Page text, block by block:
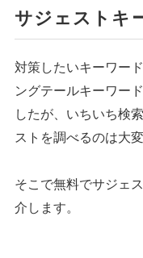
サジェストキ
対策したいキーワー
ングテールキーワー
したが、いちいち検
ストを調べるのは大
そこで無料でサジェ
介します。